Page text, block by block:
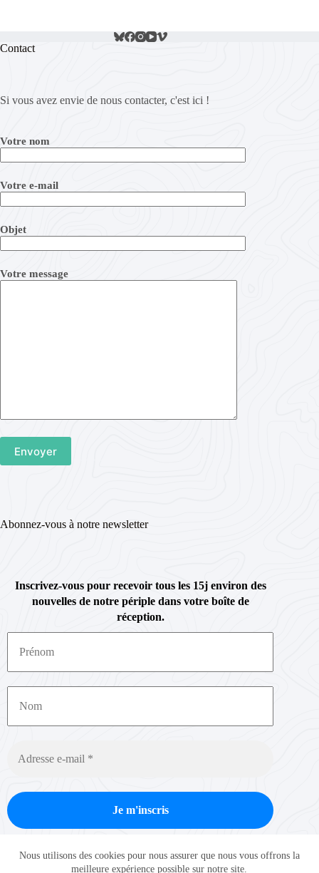
Nous utilisons des cookies pour nous assurer que nous vous offrons la
meilleure expérience possible sur notre site.
Contact
Si vous avez envie de nous contacter, c'est ici !
Votre nom
Votre e-mail
Objet
Votre message
Abonnez-vous à notre newsletter
Inscrivez-vous pour recevoir tous les 15j environ des
nouvelles de notre périple dans votre boîte de
réception.
Nous ne spammons pas ! Consultez notre
confidentialitépour plus d’informations.